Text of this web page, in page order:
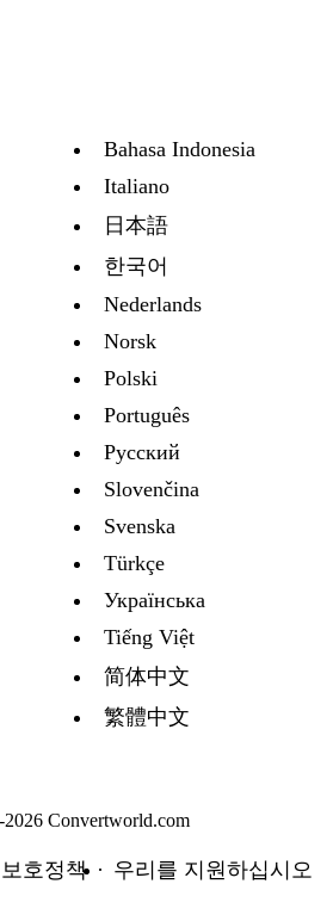
Bahasa Indonesia
Italiano
日本語
한국어
Nederlands
Norsk
Polski
Português
Русский
Slovenčina
Svenska
Türkçe
Украïнська
Tiếng Việt
简体中文
繁體中文
Convertworld.com
호정책 우리를 지원하십시오